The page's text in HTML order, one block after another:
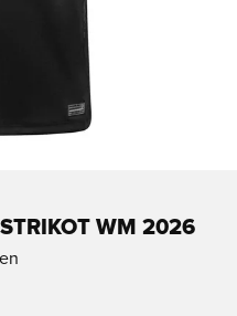
WM 2026